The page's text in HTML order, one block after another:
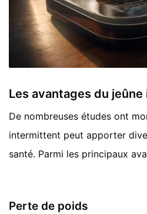
Les avantages du
De nombreuses études ont
intermittent peut apporter
santé. Parmi les principaux
Perte de poids